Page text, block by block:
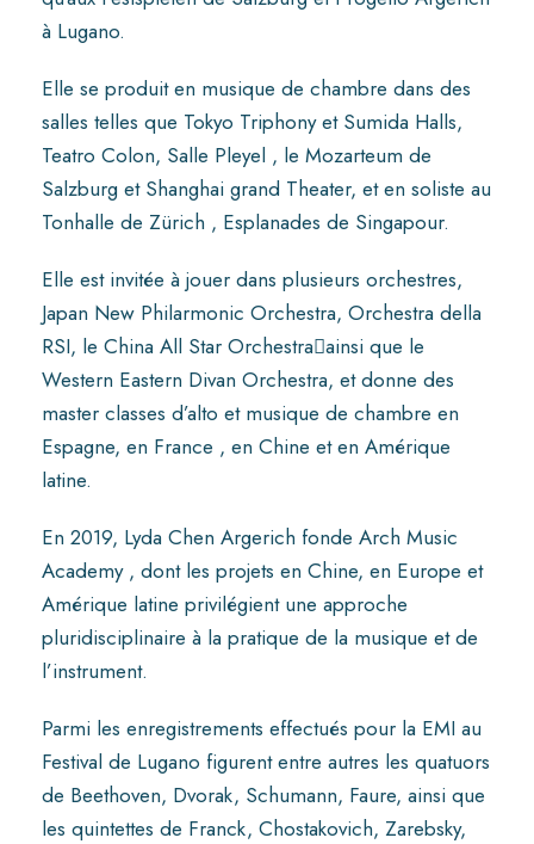
à Lugano.
Elle se produit en musique de chambre dans des
salles telles que Tokyo Triphony et Sumida Halls,
Teatro Colon, Salle Pleyel , le Mozarteum de
Salzburg et Shanghai grand Theater, et en soliste au
Tonhalle de Zürich , Esplanades de Singapour.
Elle est invitée à jouer dans plusieurs orchestres,
Japan New Philarmonic Orchestra, Orchestra della
RSI, le China All Star Orchestraainsi que le
Western Eastern Divan Orchestra, et donne des
master classes d’alto et musique de chambre en
Espagne, en France , en Chine et en Amérique
latine.
En 2019, Lyda Chen Argerich fonde Arch Music
Academy , dont les projets en Chine, en Europe et
Amérique latine privilégient une approche
pluridisciplinaire à la pratique de la musique et de
l’instrument.
Parmi les enregistrements effectués pour la EMI au
Festival de Lugano figurent entre autres les quatuors
de Beethoven, Dvorak, Schumann, Faure, ainsi que
les quintettes de Franck, Chostakovich, Zarebsky,